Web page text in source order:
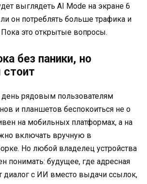
выглядеть AI Mode на экране 6
он потреблять больше трафика и
Пока это открытые вопросы.
без паники, но
стоит
рядовым пользователям
и планшетов беспокоиться не о
на мобильных платформах, а на
включать вручную в
Но любой владелец устройства
понимать: будущее, где адресная
диалог с ИИ вместо выдачи ссылок,